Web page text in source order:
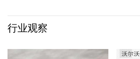
行业观察